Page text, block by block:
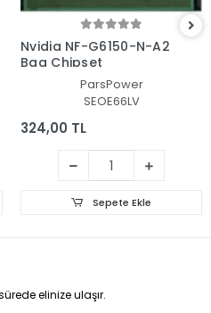
Nvidia NF-G6150-N-A2
Bga Chipset
ParsPower
SEOE66LV
324,00 TL
Sepete Ekle
elinize ulaşır.